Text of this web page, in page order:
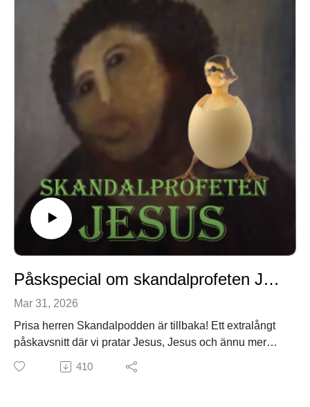
FACEBOOKhttps://www.facebook.com/groups/317170
1036334090/
Påskspecial om skandalprofeten Jesus- med Viktor Sturesson
Mar 31, 2026
Prisa herren Skandalpodden är tillbaka! Ett extralångt
påskavsnitt där vi pratar Jesus, Jesus och ännu mer
Jesus. Desutom: överraskande mycket om basal
handhygien.
410